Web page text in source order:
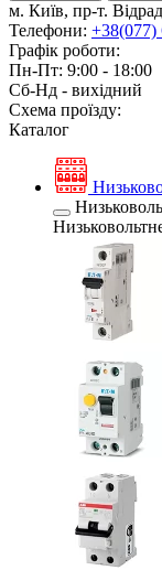
м. Київ, пр-т.
Телефони: +38(077)
Графік роботи:
Пн-Пт: 9:00 - 18:00
Сб-Нд - вихідний
Схема проїзду:
Каталог